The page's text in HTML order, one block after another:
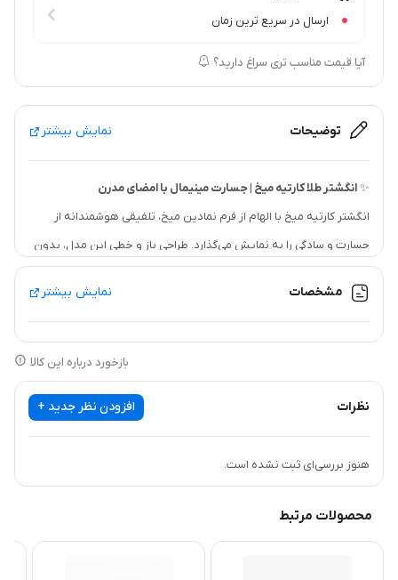
ارسال در سریع ترین زمان
آیا قیمت مناسب تری سراغ دارید؟
توضیحات نمایش بیشتر
✨انگشتر طلا کارتیه میخ | جسارت مینیمال با امضای مدرن
انگشتر کارتیه میخ با الهام از فرم نمادین میخ، تلفیقی هوشمندانه از
جسارت و سادگی را به نمایش می‌گذارد. طراحی باز و خطی این مدل، بدون
کاملاً مینیمال باقی می‌ماند.
خاص و متفاوت روی دست ایجاد می‌کند. طراحی باز (Open Ring) باعث
کنار انگشترهای ظریف دیگر، استایلی امروزی و شیک بسازد.
کیفیت ساخت بالا و ضخامت استاندارد،
مشخصات نمایش بیشتر
بازخورد درباره این کالا
نظرات افزودن نظر جدید +
هنوز بررسی‌ای ثبت نشده است.
محصولات مرتبط